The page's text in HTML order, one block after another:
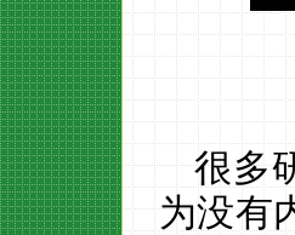
很多
为没有